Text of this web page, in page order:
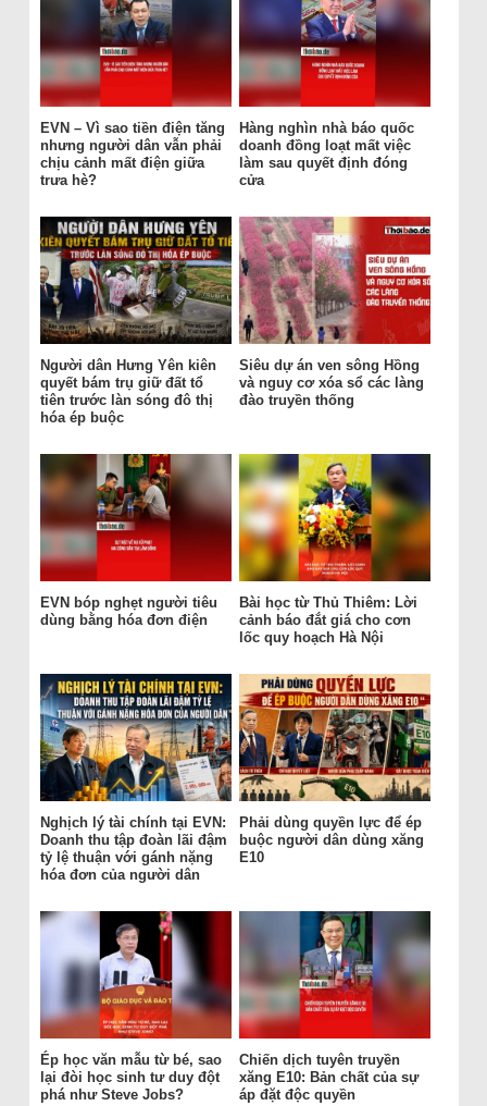
EVN – Vì sao tiền điện tăng
nhưng người dân vẫn phải
chịu cảnh mất điện giữa
trưa hè?
Hàng nghìn nhà báo quốc
doanh đồng loạt mất việc
làm sau quyết định đóng
cửa
Người dân Hưng Yên kiên
quyết bám trụ giữ đất tổ
tiên trước làn sóng đô thị
hóa ép buộc
Siêu dự án ven sông Hồng
và nguy cơ xóa sổ các làng
đào truyền thống
EVN bóp nghẹt người tiêu
dùng bằng hóa đơn điện
Bài học từ Thủ Thiêm: Lời
cảnh báo đắt giá cho cơn
lốc quy hoạch Hà Nội
Nghịch lý tài chính tại EVN:
Doanh thu tập đoàn lãi đậm
tỷ lệ thuận với gánh nặng
hóa đơn của người dân
Phải dùng quyền lực để ép
buộc người dân dùng xăng
E10
Ép học văn mẫu từ bé, sao
lại đòi học sinh tư duy đột
phá như Steve Jobs?
Chiến dịch tuyên truyền
xăng E10: Bản chất của sự
áp đặt độc quyền